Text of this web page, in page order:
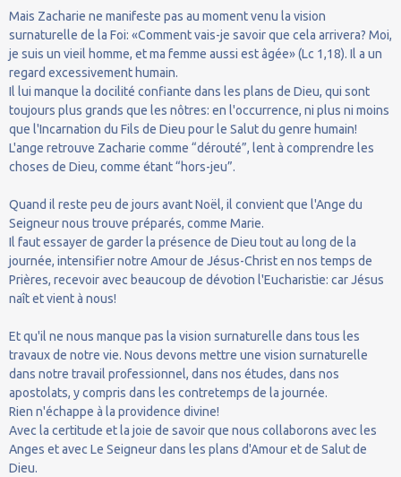
Mais Zacharie ne manifeste pas au moment venu la vision
surnaturelle de la Foi: «Comment vais-je savoir que cela arrivera? Moi,
je suis un vieil homme, et ma femme aussi est âgée» (Lc 1,18). Il a un
regard excessivement humain.
Il lui manque la docilité confiante dans les plans de Dieu, qui sont
toujours plus grands que les nôtres: en l'occurrence, ni plus ni moins
que l'Incarnation du Fils de Dieu pour le Salut du genre humain!
L'ange retrouve Zacharie comme “dérouté”, lent à comprendre les
choses de Dieu, comme étant “hors-jeu”.
Quand il reste peu de jours avant Noël, il convient que l'Ange du
Seigneur nous trouve préparés, comme Marie.
Il faut essayer de garder la présence de Dieu tout au long de la
journée, intensifier notre Amour de Jésus-Christ en nos temps de
Prières, recevoir avec beaucoup de dévotion l'Eucharistie: car Jésus
naît et vient à nous!
Et qu'il ne nous manque pas la vision surnaturelle dans tous les
travaux de notre vie. Nous devons mettre une vision surnaturelle
dans notre travail professionnel, dans nos études, dans nos
apostolats, y compris dans les contretemps de la journée.
Rien n'échappe à la providence divine!
Avec la certitude et la joie de savoir que nous collaborons avec les
Anges et avec Le Seigneur dans les plans d'Amour et de Salut de
Dieu.